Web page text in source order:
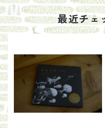
最近チェ